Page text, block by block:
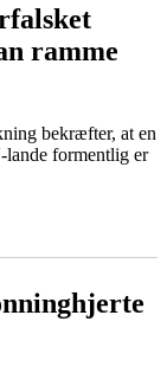
ramme
bekræfter, at en
formentlig er